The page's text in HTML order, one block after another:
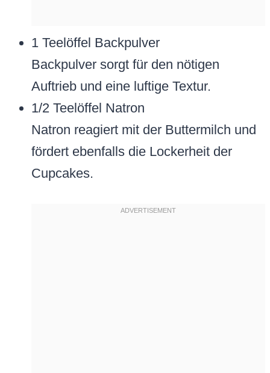
1 Teelöffel Backpulver
Backpulver sorgt für den nötigen
Auftrieb und eine luftige Textur.
1/2 Teelöffel Natron
Natron reagiert mit der Buttermilch und
fördert ebenfalls die Lockerheit der
Cupcakes.